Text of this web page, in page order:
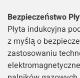
Bezpieczeństwo
Płyta indukcyjna
z myślą o
zastosowaniu